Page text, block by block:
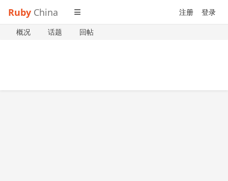
Ruby China 注册 登录
概况 话题 回帖